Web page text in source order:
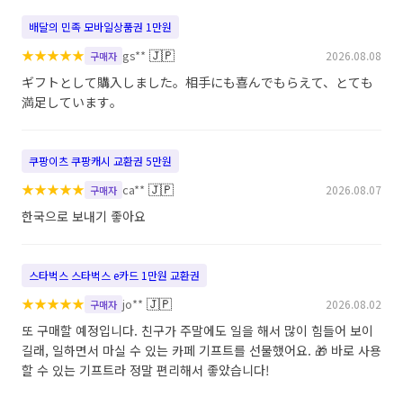
배달의 민족 모바일상품권 1만원
★★★★★ 구매자 gs** 🇯🇵 2026.08.08
ギフトとして購入しました。相手にも喜んでもらえて、とても
満足しています。
쿠팡이츠 쿠팡캐시 교환권 5만원
★★★★★ 구매자 ca** 🇯🇵 2026.08.07
한국으로 보내기 좋아요
스타벅스 스타벅스 e카드 1만원 교환권
★★★★★ 구매자 jo** 🇯🇵 2026.08.02
또 구매할 예정입니다. 친구가 주말에도 일을 해서 많이 힘들어 보이
길래, 일하면서 마실 수 있는 카페 기프트를 선물했어요. 🎁 바로 사용
할 수 있는 기프트라 정말 편리해서 좋았습니다!